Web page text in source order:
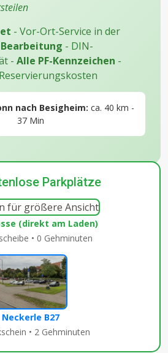
- Vor-Ort-Service in der
- DIN-
- Alle PF-Kennzeichen -
nach Besigheim: ca. 40 km -
37 Min
Parkplätze
(direkt am Laden)
• 0 Gehminuten
Neckerle B27
• 2 Gehminuten